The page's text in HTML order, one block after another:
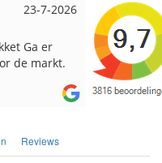
17-7-2026
en
over
Loes uit
Snelle
Reviews